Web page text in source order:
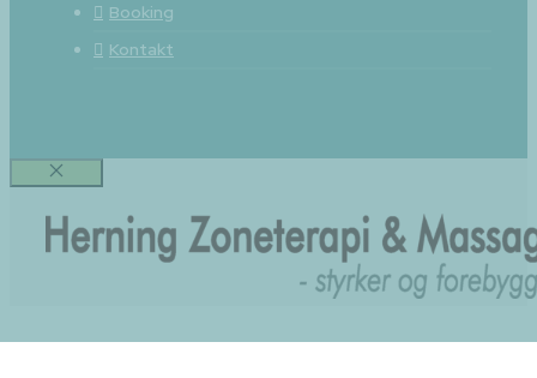
Booking
Kontakt
Luk